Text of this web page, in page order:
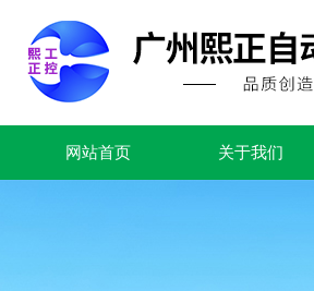
网站首页 关于我们